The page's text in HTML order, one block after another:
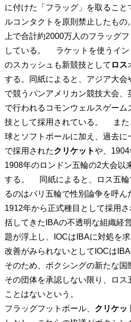
に付けた「フラッグ」を取ること
ルコンタクトを原則禁止したもの
上で合計約2000万人のフラッグ
している。 ラケットを使うイン
のスカッシュも新競技として ロス
する。同紙によると、アジア大会
で競うパンアメリカン競技大会
で行われるコモンウェルスゲーム
技として採用されている。 また
球とソフトボールに加え、過去
で採用されたクリケットや、
1908年のロンドン五輪の2大会以
する。 同紙によると、ロス五輪
るのはパリ五輪で性別論争を呼ん
1912年から正式種目として採用
括してきたIBAの不透明な組織経
題が浮上し、IOCはIBAに対処を
改善がみられないとしてIOCは
そのため、ボクシングの新たな
その団体を承認しない限り、ロス
ことはないという。
フラッグフットボール、 クリケッ